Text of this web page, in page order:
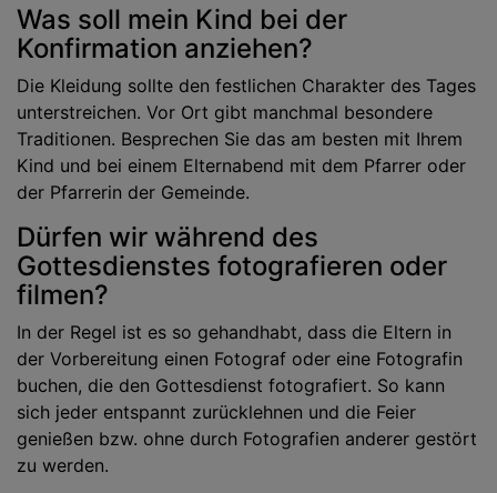
Was soll mein Kind bei der
Konfirmation anziehen?
Die Kleidung sollte den festlichen Charakter des Tages
unterstreichen. Vor Ort gibt manchmal besondere
Traditionen. Besprechen Sie das am besten mit Ihrem
Kind und bei einem Elternabend mit dem Pfarrer oder
der Pfarrerin der Gemeinde.
Dürfen wir während des
Gottesdienstes fotografieren oder
filmen?
In der Regel ist es so gehandhabt, dass die Eltern in
der Vorbereitung einen Fotograf oder eine Fotografin
buchen, die den Gottesdienst fotografiert. So kann
sich jeder entspannt zurücklehnen und die Feier
genießen bzw. ohne durch Fotografien anderer gestört
zu werden.